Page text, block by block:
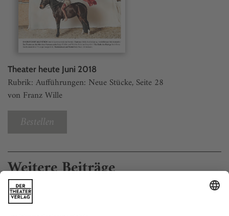
Theater heute Juni 2018
Rubrik: Aufführungen: Neue Stücke, Seite 28
von Franz Wille
Bestellen
Weitere Beiträge
Bamberg: Guter Rat und schöne Worte
Morton Rhue «Dschihad Online» (U)